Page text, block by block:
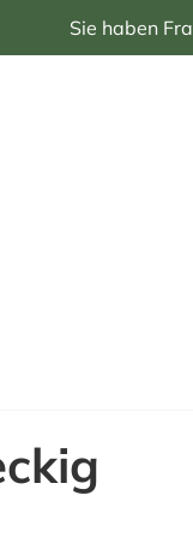
Sie haben